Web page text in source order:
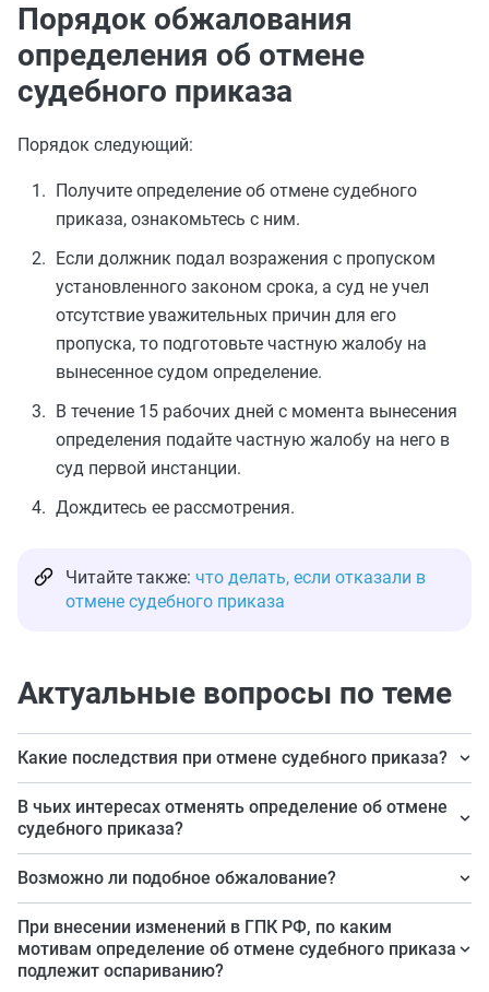
Порядок обжалования
определения об отмене
судебного приказа
Порядок следующий:
Получите определение об отмене судебного
приказа, ознакомьтесь с ним.
Если должник подал возражения с пропуском
установленного законом срока, а суд не учел
отсутствие уважительных причин для его
пропуска, то подготовьте частную жалобу на
вынесенное судом определение.
В течение 15 рабочих дней с момента вынесения
определения подайте частную жалобу на него в
суд первой инстанции.
Дождитесь ее рассмотрения.
Читайте также: что делать, если отказали в
отмене судебного приказа
Актуальные вопросы по теме
Какие последствия при отмене судебного приказа?
Взыскатель вправе обратиться в суд в порядке
искового производства с требованием о взыскании с
должника той же суммы.
В чьих интересах отменять определение об отмене
судебного приказа?
В интересах взыскателя.
Возможно ли подобное обжалование?
По состоянию на сегодняшний день — нет, но
законопроект о внесении соответствующих изменений
в процессуальное законодательство находится на
При внесении изменений в ГПК РФ, по каким
мотивам определение об отмене судебного приказа
подлежит оспариванию?